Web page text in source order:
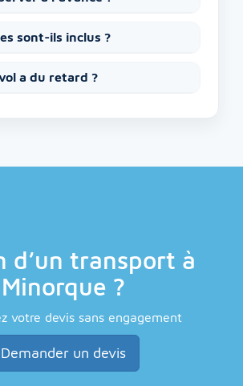
sont-ils inclus ?
a du retard ?
d’un transport à
Minorque ?
votre devis sans engagement
Demander un devis